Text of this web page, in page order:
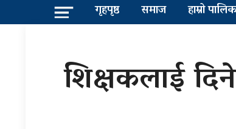
गृहपृष्ठ समाज हाम्रो
शिक्षकलाई